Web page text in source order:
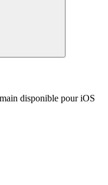
disponible pour iOS